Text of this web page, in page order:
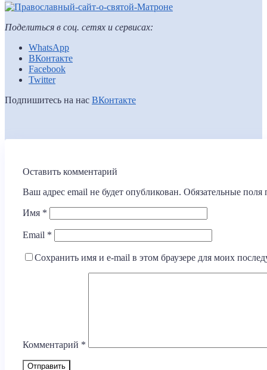
Поделиться в соц. сетях и сервисах:
WhatsApp
ВКонтакте
Facebook
Twitter
Подпишитесь на нас ВКонтакте
Оставить комментарий
Ваш адрес email не будет опубликован. Обязательные
Имя *
Email *
Сохранить имя и e-mail в этом браузере для моих
Комментарий *